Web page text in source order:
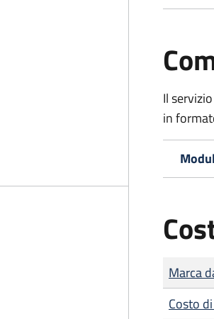
Il
in
Tipo di
Importo
Marca
Costo